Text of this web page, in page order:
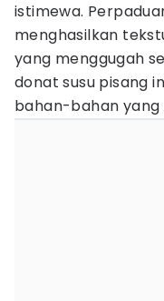
istimewa.
menghasilkan
yang menggugah
donat susu pisang
bahan-bahan yang